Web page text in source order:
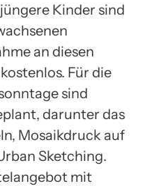
Kinder sind
an diesen
Für die
sind
darunter das
Mosaikdruck auf
Sketching.
mit